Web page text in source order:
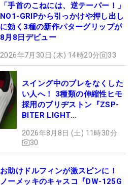
「手首のこねには、逆テーパー！」
NO1-GRIPから引っかけや押し出し
に効く3種の新作パターグリップが
8月8日デビュー
2026年7月30日 (木) 14時20分 33
スイング中のブレをなくした
い人へ！ 3種類の伸縮性ヒモ
採用のブリヂストン『ZSP-
BITER LIGHT
ュー
2026年8月8日 (土) 11時30分
30
お助けドルフィンが激スピンに！
ノーメッキのキャスコ『DW-125G